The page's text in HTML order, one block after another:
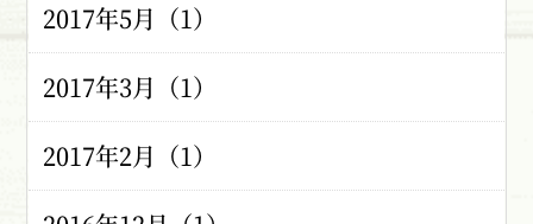
2017年5月（1）
2017年3月（1）
2017年2月（1）